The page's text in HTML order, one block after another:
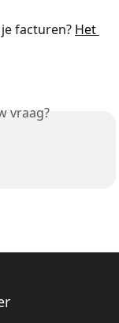
facturen? Het
vraag?